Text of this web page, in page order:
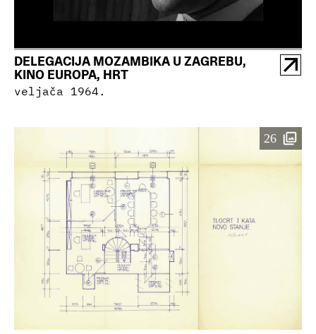
DELEGACIJA MOZAMBIKA U ZAGREBU,
KINO EUROPA, HRT
veljača 1964.
26